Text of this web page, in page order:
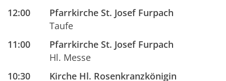
12:00
Pfarrkirche St. Josef Furpach
Taufe
11:00
Pfarrkirche St. Josef Furpach
Hl. Messe
10:30
Kirche Hl. Rosenkranzkönigin